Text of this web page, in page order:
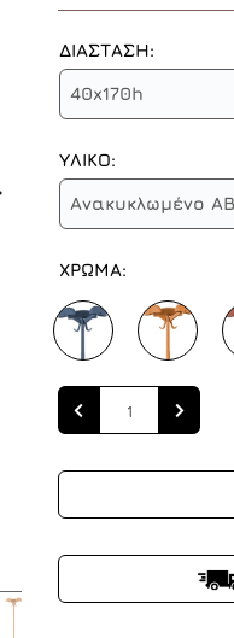
ΔΙΑΣΤΑΣΗ:
40x170h
ΥΛΙΚΟ:
Ανακυκλωμένο
ΧΡΩΜΑ: